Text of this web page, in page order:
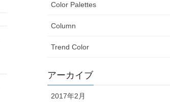
Color Palettes
Column
Trend Color
アーカイブ
2017年2月